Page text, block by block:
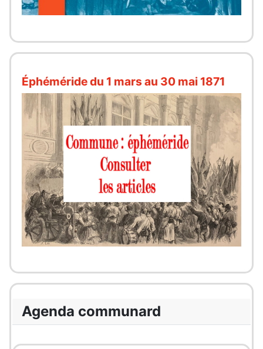
Éphéméride du 1 mars au 30 mai 1871
Agenda communard